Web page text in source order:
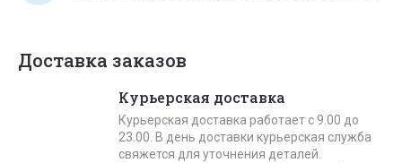
Доставка заказов
Курьерская доставка
Курьерская доставка работает с 9.00 до
23.00. В день доставки курьерская служба
свяжется для уточнения деталей.